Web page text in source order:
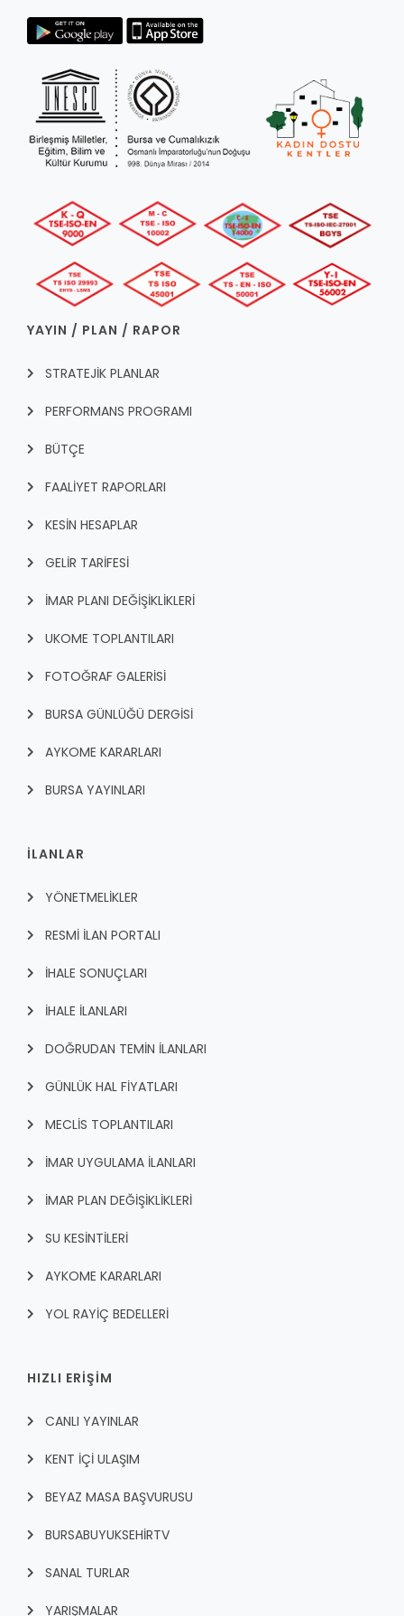
YÖNETMELIKLER / YÖNERGELER
RUHSATLI HAFRİYAT ALANLARI
MÜHENDİS, MİMAR VE SÜRVEYAN KAYITLARI (İLÇE
MÜHENDİS, MİMAR VE SÜRVEYAN KAYITLARI
VEFAT KAYDI GİRİŞİ (İLÇE BELEDİYELER)
GÜNLÜK KAZI ÇALIŞMALARI
TARIMSAL AMAÇLI METEOROLOJİ İSTASYON VERİLERİ
YAYIN / PLAN / RAPOR
STRATEJİK PLANLAR
PERFORMANS PROGRAMI
BÜTÇE
FAALİYET RAPORLARI
KESİN HESAPLAR
GELİR TARİFESİ
İMAR PLANI DEĞİŞİKLİKLERİ
UKOME TOPLANTILARI
FOTOĞRAF GALERİSİ
BURSA GÜNLÜĞÜ DERGİSİ
AYKOME KARARLARI
BURSA YAYINLARI
İLANLAR
YÖNETMELİKLER
RESMİ İLAN PORTALI
İHALE SONUÇLARI
İHALE İLANLARI
DOĞRUDAN TEMİN İLANLARI
GÜNLÜK HAL FİYATLARI
MECLİS TOPLANTILARI
İMAR UYGULAMA İLANLARI
İMAR PLAN DEĞİŞİKLİKLERİ
SU KESİNTİLERİ
AYKOME KARARLARI
YOL RAYİÇ BEDELLERİ
HIZLI ERİŞİM
CANLI YAYINLAR
KENT İÇI ULAŞIM
BEYAZ MASA BAŞVURUSU
BURSABUYUKSEHIRTV
SANAL TURLAR
YARIŞMALAR